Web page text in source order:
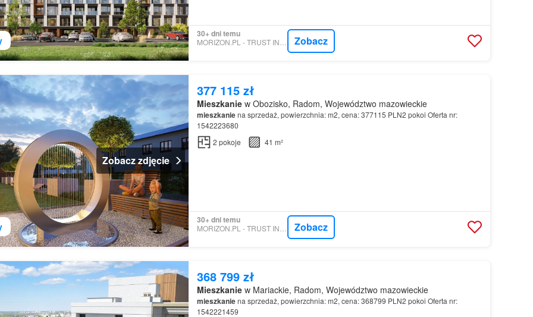
30+ dni temu
MORIZON.PL - TRUST INVESTMENT SA Zobacz
Zobacz zdjęcie
377 115 zł
Mieszkaniew Obozisko, Radom, Województwo mazowieckie
mieszkaniena sprzedaż, powierzchnia: m2, cena: 377115 PLN2 pokoi Oferta nr:
1542223680
2 pokoje 41 m²
30+ dni temu
MORIZON.PL - TRUST INVESTMENT SA Zobacz
368 799 zł
Mieszkaniew Mariackie, Radom, Województwo mazowieckie
mieszkaniena sprzedaż, powierzchnia: m2, cena: 368799 PLN2 pokoi Oferta nr:
1542221459